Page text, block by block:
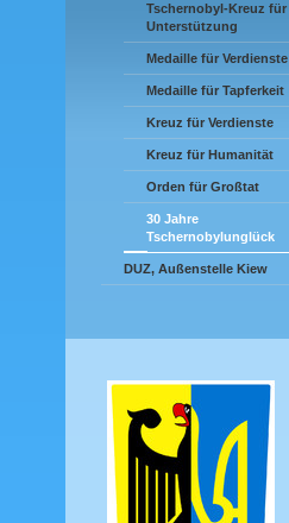
Tschernobyl-Kreuz für
Unterstützung
Medaille für Verdienste
Medaille für Tapferkeit
Kreuz für Verdienste
Kreuz für Humanität
Orden für Großtat
30 Jahre
Tschernobylunglück
DUZ, Außenstelle Kiew